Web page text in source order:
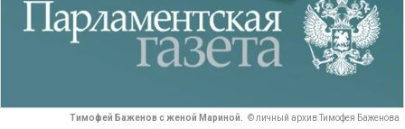
Тимофей Баженов с женой Мариной. © личный архив Тимофея Баженова